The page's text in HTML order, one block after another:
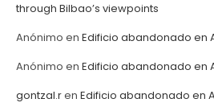
through Bilbao’s viewpoints
Anónimo en Edificio abandonado en
Anónimo en Edificio abandonado en
gontzal.ren Edificio abandonado en